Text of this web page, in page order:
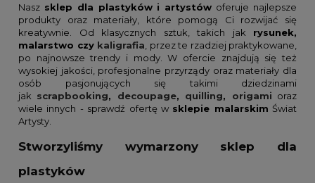
Nasz sklep dla plastykówi artystów oferuje najlepsze
produkty oraz materiały, które pomogą Ci rozwijać się
kreatywnie. Od klasycznych sztuk, takich jak rysunek,
malarstwo czy kaligrafia , przez te rzadziej praktykowane,
po najnowsze trendy i mody. W ofercie znajdują się też
wysokiej jakości, profesjonalne przyrządy oraz materiały dla
osób pasjonujących się takimi dziedzinami
jak scrapbooking, decoupage, quilling, origami oraz
wiele innych - sprawdź ofertę w sklepie malarskim Świat
Artysty.
Stworzyliśmy wymarzony sklep dla
plastyków